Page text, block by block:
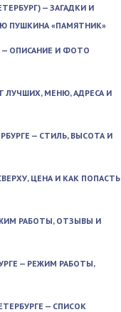
— ЗАГАДКИ И
ПУШКИНА «ПАМЯТНИК»
— ОПИСАНИЕ И ФОТО
ЛУЧШИХ, МЕНЮ, АДРЕСА И
— СТИЛЬ, ВЫСОТА И
ЦЕНА И КАК ПОПАСТЬ
РАБОТЫ, ОТЗЫВЫ И
— РЕЖИМ РАБОТЫ,
— СПИСОК